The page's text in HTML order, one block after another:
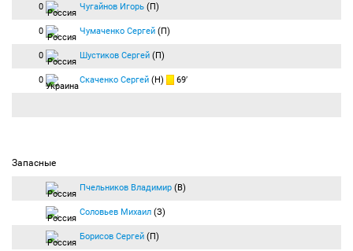
0 Чугайнов Игорь (П)
0 Чумаченко Сергей (П)
0 Шустиков Сергей (П)
0 Скаченко Сергей (Н) 69′
Запасные
Пчельников Владимир (В)
Соловьев Михаил (З)
Борисов Сергей (П)